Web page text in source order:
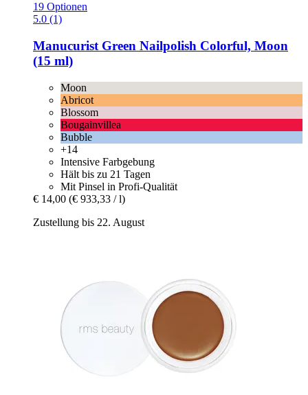
19 Optionen
5.0 (1)
Manucurist Green Nailpolish Colorful, Moon
(15 ml)
Moon
Abricot
Blossom
Bougainvillea
Bubble
+14
Intensive Farbgebung
Hält bis zu 21 Tagen
Mit Pinsel in Profi-Qualität
€ 14,00 (€ 933,33 / l)
Zustellung bis 22. August